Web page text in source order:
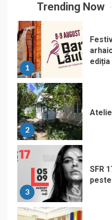
Trending Now
1
ediția
2
3
SFR